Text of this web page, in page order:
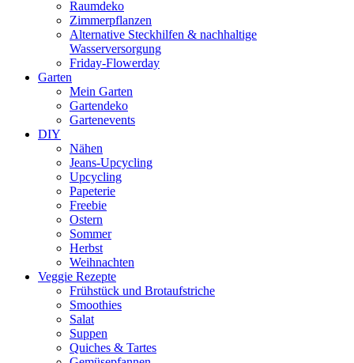
Raumdeko
Zimmerpflanzen
Alternative Steckhilfen & nachhaltige
Wasserversorgung
Friday-Flowerday
Garten
Mein Garten
Gartendeko
Gartenevents
DIY
Nähen
Jeans-Upcycling
Upcycling
Papeterie
Freebie
Ostern
Sommer
Herbst
Weihnachten
Veggie Rezepte
Frühstück und Brotaufstriche
Smoothies
Salat
Suppen
Quiches & Tartes